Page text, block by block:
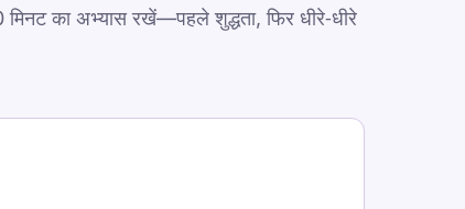
का अभ्यास रखें—पहले शुद्धता, फिर धीरे‑धीरे